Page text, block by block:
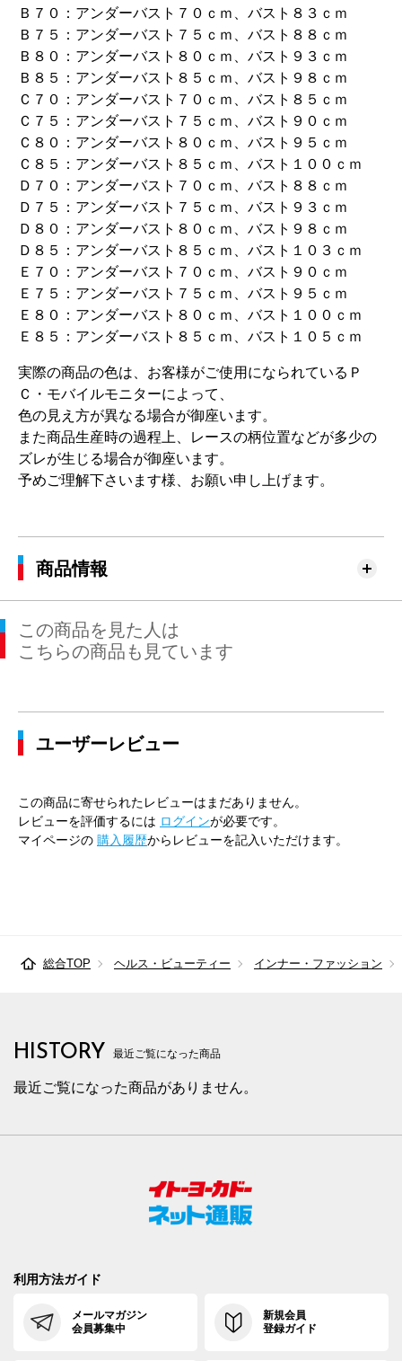
Ｂ７０：アンダーバスト７０ｃｍ、バスト８３ｃｍ
Ｂ７５：アンダーバスト７５ｃｍ、バスト８８ｃｍ
Ｂ８０：アンダーバスト８０ｃｍ、バスト９３ｃｍ
Ｂ８５：アンダーバスト８５ｃｍ、バスト９８ｃｍ
Ｃ７０：アンダーバスト７０ｃｍ、バスト８５ｃｍ
Ｃ７５：アンダーバスト７５ｃｍ、バスト９０ｃｍ
Ｃ８０：アンダーバスト８０ｃｍ、バスト９５ｃｍ
Ｃ８５：アンダーバスト８５ｃｍ、バスト１００ｃｍ
Ｄ７０：アンダーバスト７０ｃｍ、バスト８８ｃｍ
Ｄ７５：アンダーバスト７５ｃｍ、バスト９３ｃｍ
Ｄ８０：アンダーバスト８０ｃｍ、バスト９８ｃｍ
Ｄ８５：アンダーバスト８５ｃｍ、バスト１０３ｃｍ
Ｅ７０：アンダーバスト７０ｃｍ、バスト９０ｃｍ
Ｅ７５：アンダーバスト７５ｃｍ、バスト９５ｃｍ
Ｅ８０：アンダーバスト８０ｃｍ、バスト１００ｃｍ
Ｅ８５：アンダーバスト８５ｃｍ、バスト１０５ｃｍ
実際の商品の色は、お客様がご使用になられているＰ
Ｃ・モバイルモニターによって、
色の見え方が異なる場合が御座います。
また商品生産時の過程上、レースの柄位置などが多少の
ズレが生じる場合が御座います。
予めご理解下さいます様、お願い申し上げます。
商品情報
この商品を見た人は
こちらの商品も見ています
ユーザーレビュー
この商品に寄せられたレビューはまだありません。
レビューを評価するには ログインが必要です。
マイページの 購入履歴からレビューを記入いただけます。
総合TOP ヘルス・ビューティー インナー・ファッション
HISTORY 最近ご覧になった商品
最近ご覧になった商品がありません。
利用方法ガイド
メールマガジン
会員募集中
新規会員
登録ガイド